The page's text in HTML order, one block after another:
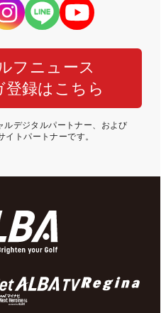
フニュース
登録はこちら
ルデジタルパートナー、および
イトパートナーです。